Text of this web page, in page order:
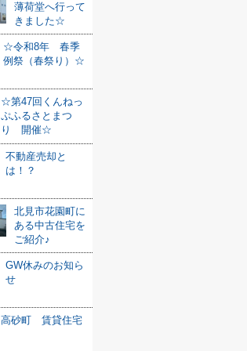
薄荷堂へ行って
きました☆
☆令和8年 春季
例祭（春祭り）☆
☆第47回くんねっ
ぷふるさとまつ
り 開催☆
不動産売却と
は！？
北見市花園町に
ある中古住宅を
ご紹介♪
GW休みのお知ら
せ
高砂町 賃貸住宅